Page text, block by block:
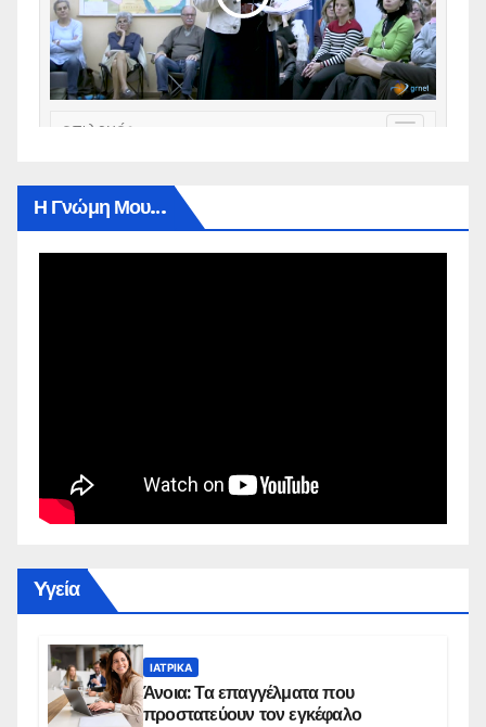
Η Γνώμη Μου…
Yγεία
ΙΑΤΡΙΚΆ
Άνοια: Τα επαγγέλματα που
προστατεύουν τον εγκέφαλο